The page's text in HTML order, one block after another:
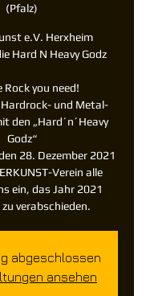
(Pfalz)
e.V. Herxheim
Hard N Heavy Godz
Rock you need!
und Metal-
den „Hard´n´Heavy
Godz“
28. Dezember 2021
Verein alle
ein, das Jahr 2021
verabschieden.
abgeschlossen
ansehen